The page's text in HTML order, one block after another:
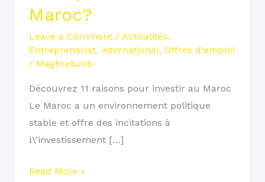
Maroc?
Leave a Comment / Actualités,
Entreprenariat, international, Offres d'emploi
/ MaghrebJob
Découvrez 11 raisons pour investir au Maroc
Le Maroc a un environnement politique
stable et offre des incitations à
l\’investissement […]
Au
Maroc?
Read More »